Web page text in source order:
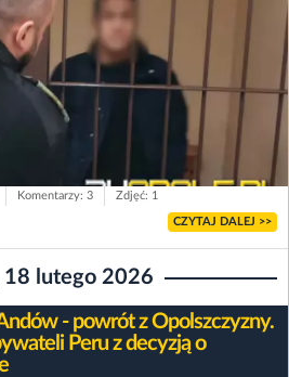
Komentarzy: 3 Zdjęć: 1
CZYTAJ DALEJ >>
18 lutego 2026
- powrót z Opolszczyzny.
Peru z decyzją o